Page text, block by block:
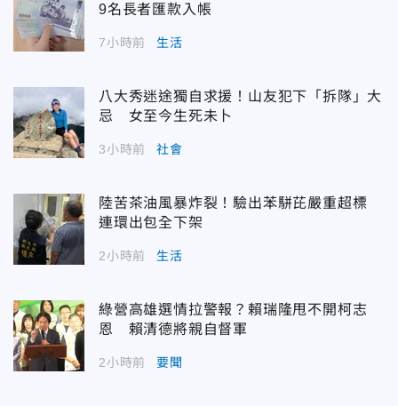
9名長者匯款入帳
7小時前 生活
八大秀迷途獨自求援！山友犯下「拆隊」大
忌 女至今生死未卜
3小時前 社會
陸苦茶油風暴炸裂！驗出苯駢芘嚴重超標
連環出包全下架
2小時前 生活
綠營高雄選情拉警報？賴瑞隆甩不開柯志
恩 賴清德將親自督軍
2小時前 要聞